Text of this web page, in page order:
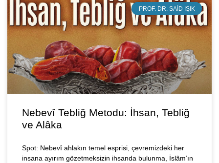
PROF. DR. SAID IŞIK
Nebevî Tebliğ Metodu: İhsan, Tebliğ
ve Alâka
Spot: Nebevî ahlakın temel esprisi, çevremizdeki her
insana ayırım gözetmeksizin ihsanda bulunma, İslâm’ın